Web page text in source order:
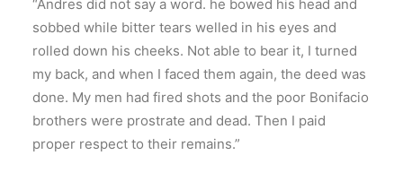
“Andres did not say a word. he bowed his head and
sobbed while bitter tears welled in his eyes and
rolled down his cheeks. Not able to bear it, I turned
my back, and when I faced them again, the deed was
done. My men had fired shots and the poor Bonifacio
brothers were prostrate and dead. Then I paid
proper respect to their remains.”